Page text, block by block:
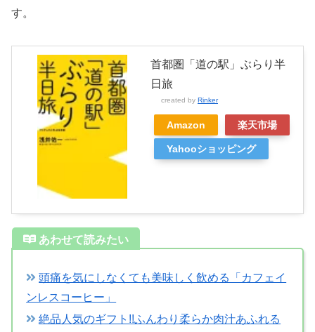
す。
首都圏「道の駅」ぶらり半
日旅
created by Rinker
Amazon 楽天市場
Yahooショッピング
あわせて読みたい
頭痛を気にしなくても美味しく飲める「カフェイ
ンレスコーヒー」
絶品人気のギフト!!ふんわり柔らか肉汁あふれる